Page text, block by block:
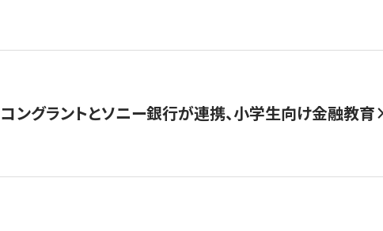
コングラントとソニー銀行が連携、小学生向け金融教